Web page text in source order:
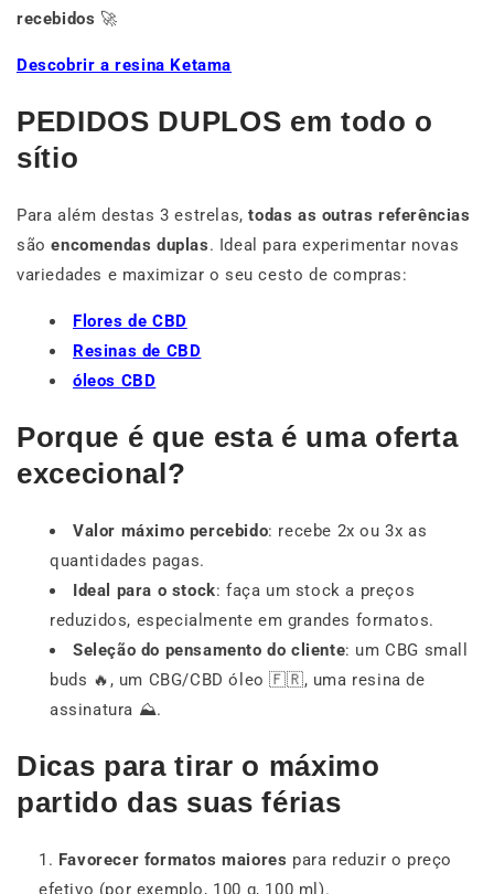
recebidos 🚀
Descobrir a resina Ketama
PEDIDOS DUPLOS em todo o
sítio
Para além destas 3 estrelas,todas as outras referências
sãoencomendas duplas. Ideal para experimentar novas
variedades e maximizar o seu cesto de compras:
Flores de CBD
Resinas de CBD
óleos CBD
Porque é que esta é uma oferta
excecional?
Valor máximo percebido: recebe 2x ou 3x as
quantidades pagas.
Ideal para o stock: faça um stock a preços
reduzidos, especialmente em grandes formatos.
Seleção do pensamento do cliente: um CBG small
buds 🔥, um CBG/CBD óleo 🇫🇷, uma resina de
assinatura ⛰️.
Dicas para tirar o máximo
partido das suas férias
Favorecer formatos maiores para reduzir o preço
efetivo (por exemplo, 100 g, 100 ml).